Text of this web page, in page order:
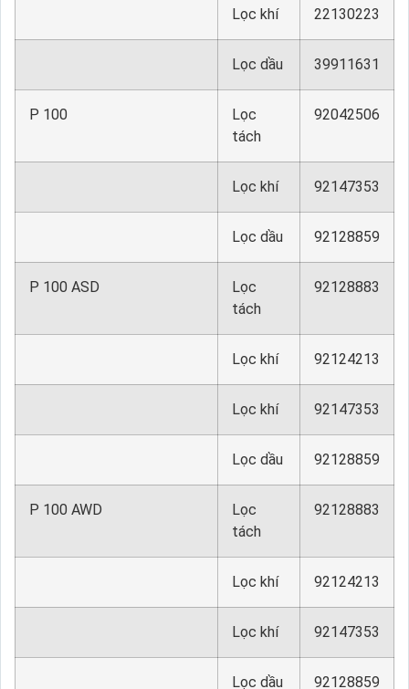
Lọc khí 22130223
Lọc dầu 39911631
P 100
Lọc
tách
92042506
Lọc khí 92147353
Lọc dầu 92128859
P 100 ASD
Lọc
tách
92128883
Lọc khí 92124213
Lọc khí 92147353
Lọc dầu 92128859
P 100 AWD
Lọc
tách
92128883
Lọc khí 92124213
Lọc khí 92147353
Lọc dầu 92128859